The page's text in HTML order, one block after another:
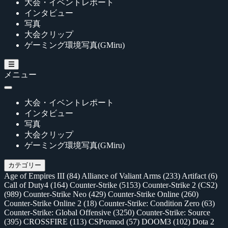
大会・イベントレポート
インタビュー
写真
大会クリップ
ゲーミング環境写真(GMiru)
メニュー
大会・イベントレポート
インタビュー
写真
大会クリップ
ゲーミング環境写真(GMiru)
カテゴリー
Age of Empires III (84) Alliance of Valiant Arms (233) Artifact (6)
Call of Duty4 (164) Counter-Strike (5153) Counter-Strike 2 (CS2)
(989) Counter-Strike Neo (429) Counter-Strike Online (260)
Counter-Strike Online 2 (18) Counter-Strike: Condition Zero (63)
Counter-Strike: Global Offensive (3250) Counter-Strike: Source
(395) CROSSFIRE (113) CSPromod (57) DOOM3 (102) Dota 2